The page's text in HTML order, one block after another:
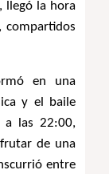
llegó la hora
compartidos
en una
y el baile
a las 22:00,
de una
entre